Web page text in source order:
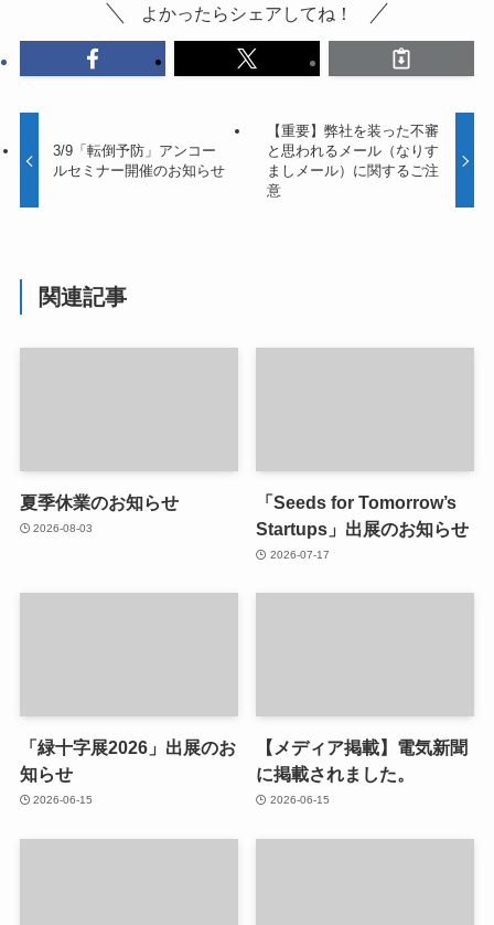
よかったらシェアしてね！
3/9「転倒予防」アンコー
ルセミナー開催のお知らせ
【重要】弊社を装った不審
と思われるメール（なりす
ましメール）に関するご注
意
関連記事
夏季休業のお知らせ
2026-08-03
「Seeds for Tomorrow’s
Startups」出展のお知らせ
2026-07-17
「緑十字展2026」出展のお
知らせ
2026-06-15
【メディア掲載】電気新聞
に掲載されました。
2026-06-15